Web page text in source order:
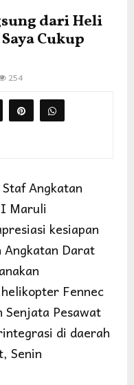
dari Heli
Cukup
254
Angkatan
Maruli
kesiapan
Angkatan Darat
Fennec
Senjata Pesawat
di daerah
Senin